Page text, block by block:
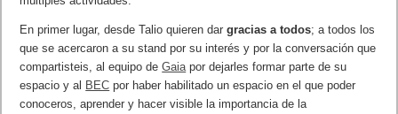
En primer lugar, desde Talio quieren dargracias a todos; a todos los
que se acercaron a su stand por su interés y por la conversación que
compartisteis, al equipo deGaia por dejarles formar parte de su
espacio y al BEC por haber habilitado un espacio en el que poder
conoceros, aprender y hacer visible la importancia de la